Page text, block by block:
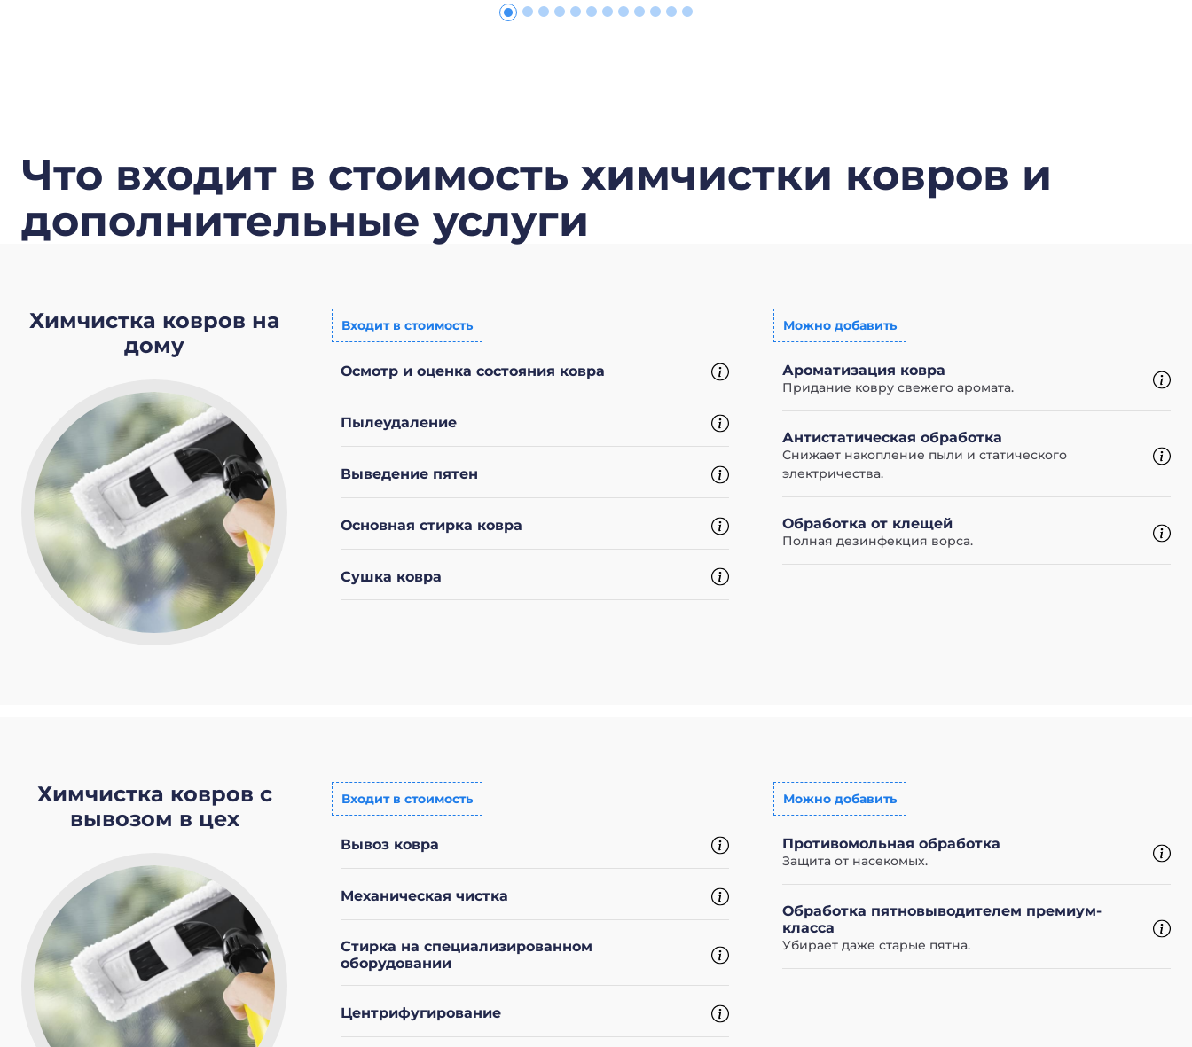
Что входит в стоимость химчистки ковров и
дополнительные услуги
Химчистка ковров на
дому
Входит в стоимость
Осмотр и оценка состояния ковра
Пылеудаление
Выведение пятен
Основная стирка ковра
Сушка ковра
Можно добавить
Ароматизация ковра
Придание ковру свежего аромата.
Антистатическая обработка
Снижает накопление пыли и статического
электричества.
Обработка от клещей
Полная дезинфекция ворса.
Химчистка ковров с
вывозом в цех
Входит в стоимость
Вывоз ковра
Механическая чистка
Стирка на специализированном
оборудовании
Центрифугирование
Можно добавить
Противомольная обработка
Защита от насекомых.
Обработка пятновыводителем премиум-
класса
Убирает даже старые пятна.